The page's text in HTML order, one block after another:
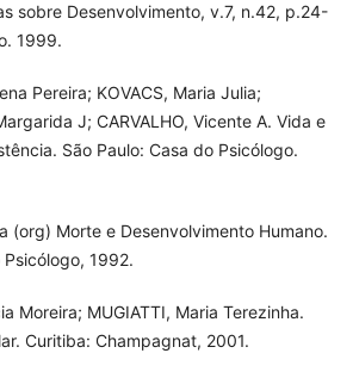
sobre Desenvolvimento, v.7, n.42, p.24-
1999.
Pereira; KOVACS, Maria Julia;
J; CARVALHO, Vicente A. Vida e
São Paulo: Casa do Psicólogo.
(org) Morte e Desenvolvimento Humano.
Psicólogo, 1992.
Moreira; MUGIATTI, Maria Terezinha.
Curitiba: Champagnat, 2001.